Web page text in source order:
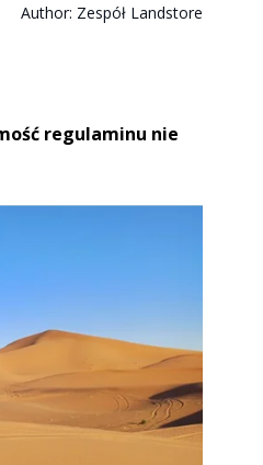
Author: Zespół Landstore
regulaminu nie